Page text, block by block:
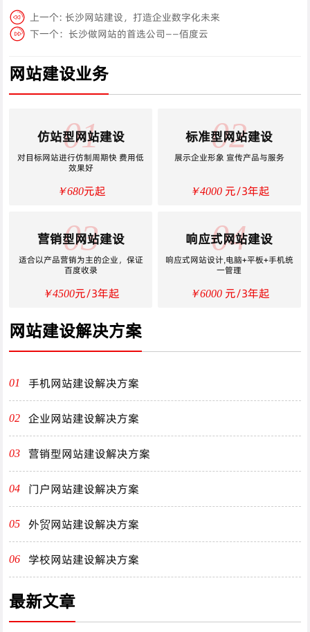
上一个:长沙网站建设，打造企业数字化未来
下一个：长沙做网站的首选公司——佰度云
网站建设业务
01
仿站型网站建设
对目标网站进行仿制周期快 费用低
效果好
￥680元起
02
标准型网站建设
展示企业形象 宣传产品与服务
￥4000元/3年起
03
营销型网站建设
适合以产品营销为主的企业，保证
百度收录
￥4500元/3年起
04
响应式网站建设
响应式网站设计,电脑+平板+手机统
一管理
￥6000元/3年起
网站建设解决方案
01 手机网站建设解决方案
02 企业网站建设解决方案
03 营销型网站建设解决方案
04 门户网站建设解决方案
05 外贸网站建设解决方案
06 学校网站建设解决方案
最新文章